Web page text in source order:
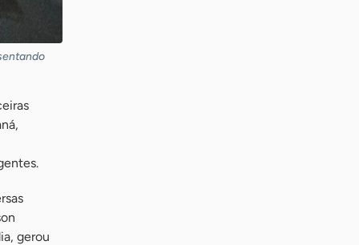
gerou